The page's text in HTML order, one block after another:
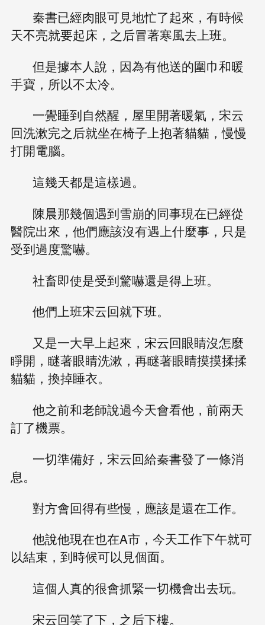
秦書已經肉眼可見地忙了起來，有時候
天不亮就要起床，之后冒著寒風去上班。
但是據本人說，因為有他送的圍巾和暖
手寶，所以不太冷。
一覺睡到自然醒，屋里開著暖氣，宋云
回洗漱完之后就坐在椅子上抱著貓貓，慢慢
打開電腦。
這幾天都是這樣過。
陳晨那幾個遇到雪崩的同事現在已經從
醫院出來，他們應該沒有遇上什麼事，只是
受到過度驚嚇。
社畜即使是受到驚嚇還是得上班。
他們上班宋云回就下班。
又是一大早上起來，宋云回眼睛沒怎麼
睜開，瞇著眼睛洗漱，再瞇著眼睛摸摸揉揉
貓貓，換掉睡衣。
他之前和老師說過今天會看他，前兩天
訂了機票。
一切準備好，宋云回給秦書發了一條消
息。
對方會回得有些慢，應該是還在工作。
他說他現在也在A市，今天工作下午就可
以結束，到時候可以見個面。
這個人真的很會抓緊一切機會出去玩。
宋云回笑了下，之后下樓。